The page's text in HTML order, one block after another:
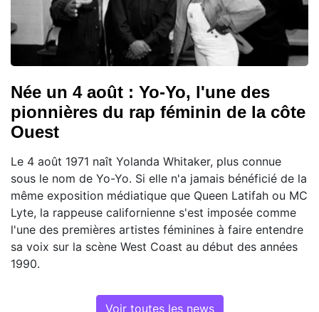
Née un 4 août : Yo-Yo, l'une des
pionnières du rap féminin de la côte
Ouest
Le 4 août 1971 naît Yolanda Whitaker, plus connue
sous le nom de Yo-Yo. Si elle n'a jamais bénéficié de la
même exposition médiatique que Queen Latifah ou MC
Lyte, la rappeuse californienne s'est imposée comme
l'une des premières artistes féminines à faire entendre
sa voix sur la scène West Coast au début des années
1990.
Voir toutes les news